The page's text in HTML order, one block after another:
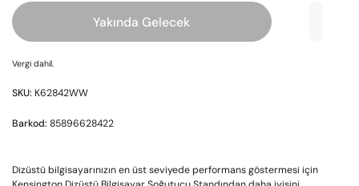
Yakında Gelecek
Vergi dahil.
SKU: K62842WW
Barkod: 85896628422
Dizüstü bilgisayarınızın en üst seviyede performans göstermesi için